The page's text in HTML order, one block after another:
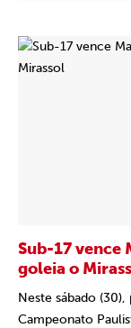
Sub-17 vence
goleia o
Neste sábado
Campeonato